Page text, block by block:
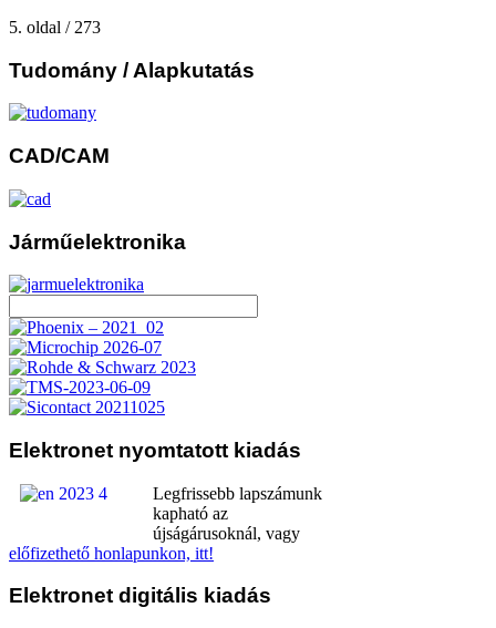
5. oldal / 273
Tudomány / Alapkutatás
CAD/CAM
Járműelektronika
Elektronet nyomtatott kiadás
Legfrissebb lapszámunk
kapható az
újságárusoknál, vagy
előfizethető honlapunkon, itt!
Elektronet digitális kiadás